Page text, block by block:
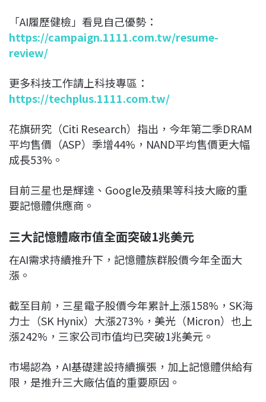
「AI履歷健檢」看見自己優勢：
https://campaign.1111.com.tw/resume-
review/
更多科技工作請上科技專區：
https://techplus.1111.com.tw/
花旗研究（Citi Research）指出，今年第二季DRAM
平均售價（ASP）季增44%，NAND平均售價更大幅
成長53%。
目前三星也是輝達、Google及蘋果等科技大廠的重
要記憶體供應商。
三大記憶體廠市值全面突破1兆美元
在AI需求持續推升下，記憶體族群股價今年全面大
漲。
截至目前，三星電子股價今年累計上漲158%，SK海
力士（SK Hynix）大漲273%，美光（Micron）也上
漲242%，三家公司市值均已突破1兆美元。
市場認為，AI基礎建設持續擴張，加上記憶體供給有
限，是推升三大廠估值的重要原因。